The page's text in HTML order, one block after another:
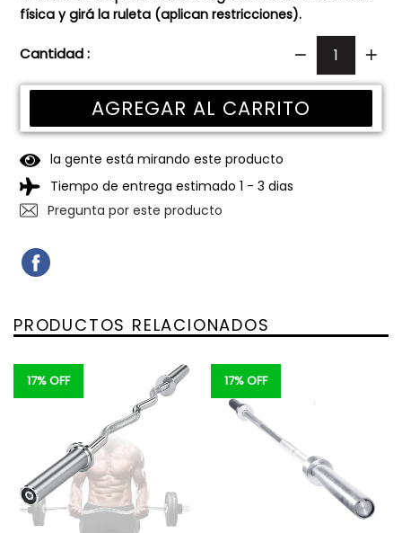
física y girá la ruleta (aplican restricciones).
Cantidad :
AGREGAR AL CARRITO
la gente está mirando este producto
Tiempo de entrega estimado 1 - 3 dias
Pregunta por este producto
EN
PRODUCTOS RELACIONADOS
17% OFF 17% OFF